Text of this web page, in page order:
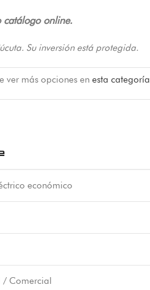
catálogo online.
Su inversión está protegida.
ver más opciones en esta categoría
económico
/ Comercial